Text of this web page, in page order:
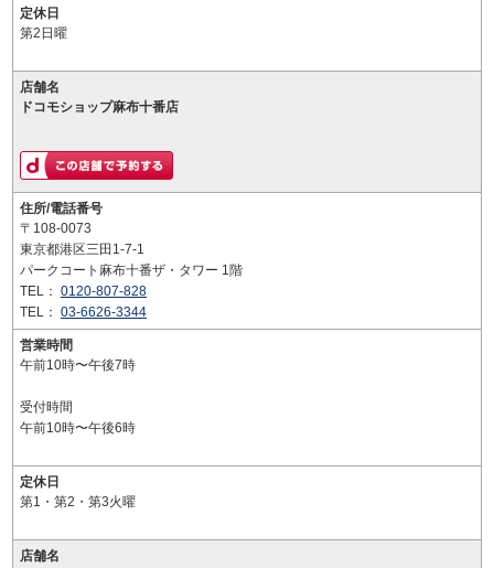
定休日
第2日曜
店舗名
ドコモショップ麻布十番店
住所/電話番号
〒108-0073
東京都港区三田1-7-1
パークコート麻布十番ザ・タワー 1階
TEL： 0120-807-828
TEL： 03-6626-3344
営業時間
午前10時〜午後7時
受付時間
午前10時〜午後6時
定休日
第1・第2・第3火曜
店舗名